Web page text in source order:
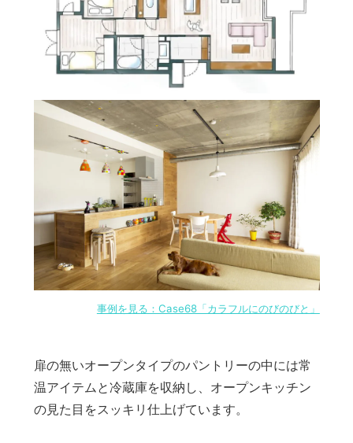
事例を見る：Case68「カラフルにのびのびと」
扉の無いオープンタイプのパントリーの中には常
温アイテムと冷蔵庫を収納し、オープンキッチン
の見た目をスッキリ仕上げています。